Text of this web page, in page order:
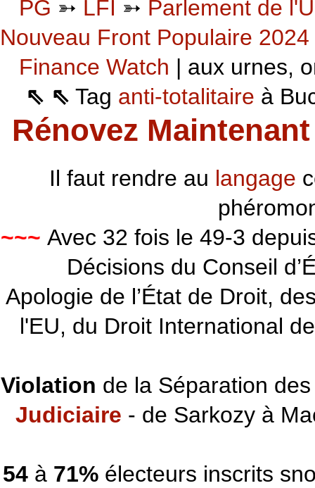
PG ➳ LFI ➳ Parlement de
Nouveau Front Populaire 2024
Finance Watch | aux urnes,
⇖ ⇖ Tag anti-totalitaire à
Rénovez
Il faut rendre au langage
~~~ Avec 32 fois le 49-3
Décisions du Conseil
Apologie de l’État de Droit,
l'EU, du Droit International
Violation de la Séparation
Judiciaire - de Sarkozy à
54à 71%électeurs inscrits